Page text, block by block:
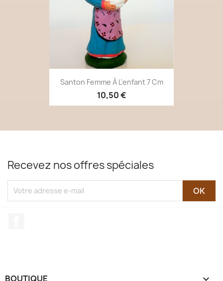
Santon Femme À L'enfant 7 Cm
10,50 €
Recevez nos offres spéciales
BOUTIQUE